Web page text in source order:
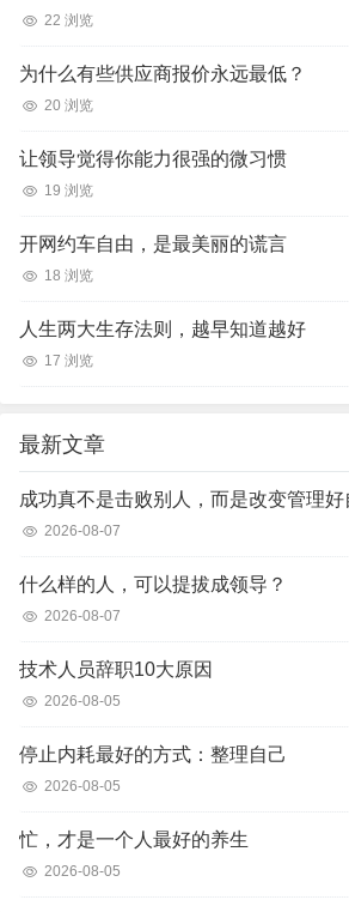
22 浏览
为什么有些供应商报价永远最低？
20 浏览
让领导觉得你能力很强的微习惯
19 浏览
开网约车自由，是最美丽的谎言
18 浏览
人生两大生存法则，越早知道越好
17 浏览
最新文章
成功真不是击败别人，而是改变管理好
2026-08-07
什么样的人，可以提拔成领导？
2026-08-07
技术人员辞职10大原因
2026-08-05
停止内耗最好的方式：整理自己
2026-08-05
忙，才是一个人最好的养生
2026-08-05